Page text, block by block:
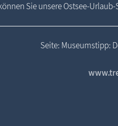
Sie unsere Ostsee-
Seite: Museumstipp: